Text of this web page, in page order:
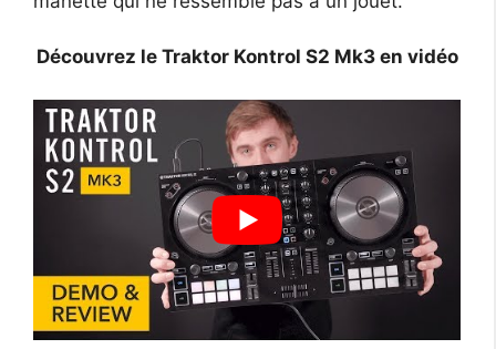
Découvrez le Traktor Kontrol S2 Mk3 en vidéo